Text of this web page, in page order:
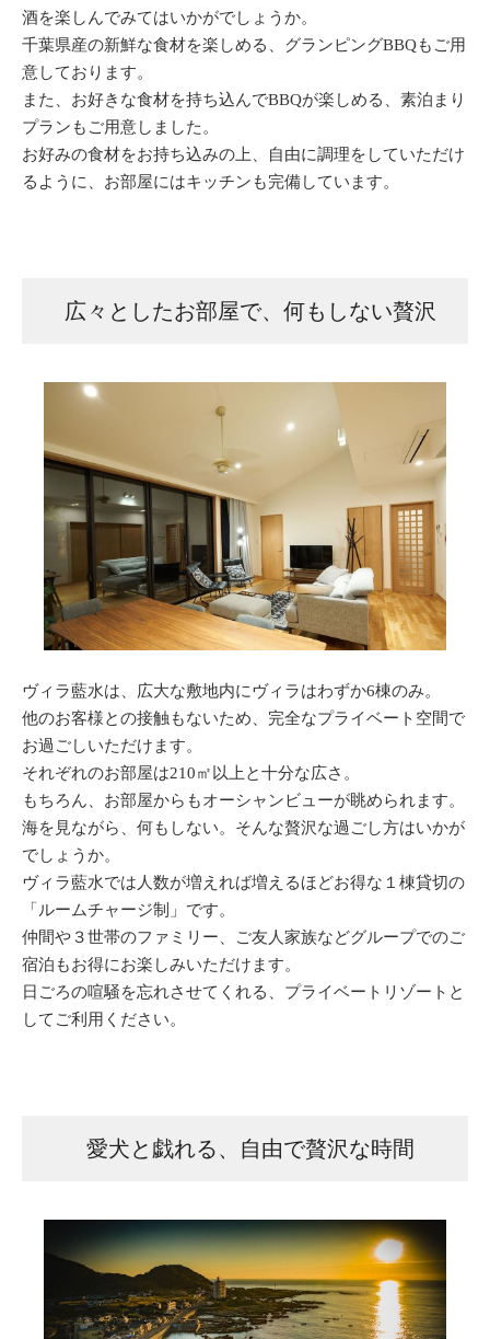
酒を楽しんでみてはいかがでしょうか。
千葉県産の新鮮な食材を楽しめる、グランピングBBQもご用
意しております。
また、お好きな食材を持ち込んでBBQが楽しめる、素泊まり
プランもご用意しました。
お好みの食材をお持ち込みの上、自由に調理をしていただけ
るように、お部屋にはキッチンも完備しています。
広々としたお部屋で、何もしない贅沢
ヴィラ藍水は、広大な敷地内にヴィラはわずか6棟のみ。
他のお客様との接触もないため、完全なプライベート空間で
お過ごしいただけます。
それぞれのお部屋は210㎡以上と十分な広さ。
もちろん、お部屋からもオーシャンビューが眺められます。
海を見ながら、何もしない。そんな贅沢な過ごし方はいかが
でしょうか。
ヴィラ藍水では人数が増えれば増えるほどお得な１棟貸切の
「ルームチャージ制」です。
仲間や３世帯のファミリー、ご友人家族などグループでのご
宿泊もお得にお楽しみいただけます。
日ごろの喧騒を忘れさせてくれる、プライベートリゾートと
してご利用ください。
愛犬と戯れる、自由で贅沢な時間